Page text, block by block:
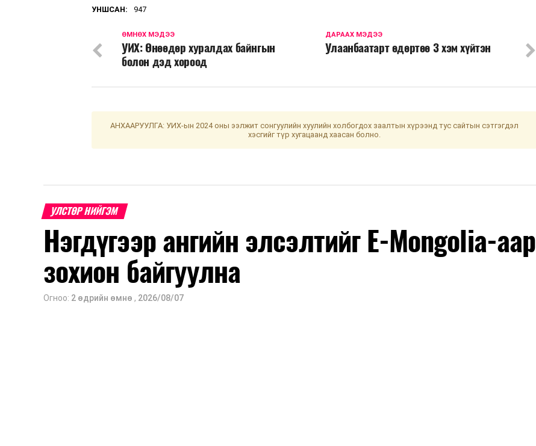
УНШСАН: 947
ДАРААХ МЭДЭЭ
Улаанбаатарт өдөртөө 3 хэм хүйтэн
ӨМНӨХ МЭДЭЭ
УИХ: Өнөөдөр хуралдах байнгын
болон дэд хороод
АНХААРУУЛГА: УИХ-ын 2024 оны ээлжит сонгуулийн хуулийн холбогдох заалтын хүрээнд тус сайтын сэтгэгдэл
хэсгийг түр хугацаанд хаасан болно.
УЛСТӨР НИЙГЭМ
Нэгдүгээр ангийн элсэлтийг E-Mongolia-аар
зохион байгуулна
Огноо: 2 өдрийн өмнө , 2026/08/07